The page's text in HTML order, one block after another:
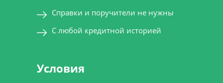
Справки и поручители не нужны
С любой кредитной историей
Условия